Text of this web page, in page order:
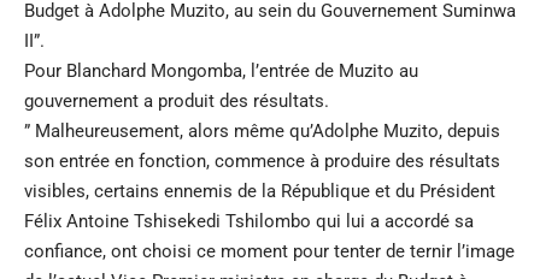
Budget à Adolphe Muzito, au sein du Gouvernement Suminwa
II”.
Pour Blanchard Mongomba, l’entrée de Muzito au
gouvernement a produit des résultats.
” Malheureusement, alors même qu’Adolphe Muzito, depuis
son entrée en fonction, commence à produire des résultats
visibles, certains ennemis de la République et du Président
Félix Antoine Tshisekedi Tshilombo qui lui a accordé sa
confiance, ont choisi ce moment pour tenter de ternir l’image